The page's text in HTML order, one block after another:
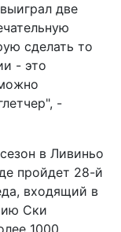
две
сделать то
- это
-
в Ливиньо
пройдет 28-й
входящий в
Ски
1000